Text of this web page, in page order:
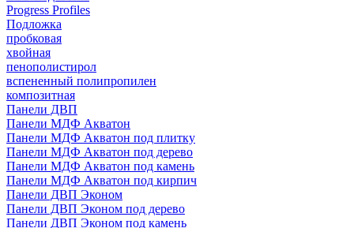
Progress Profiles
Подложка
пробковая
хвойная
пенополистирол
вспененный полипропилен
композитная
Панели ДВП
Панели МДФ Акватон
Панели МДФ Акватон под плитку
Панели МДФ Акватон под дерево
Панели МДФ Акватон под камень
Панели МДФ Акватон под кирпич
Панели ДВП Эконом
Панели ДВП Эконом под дерево
Панели ДВП Эконом под камень